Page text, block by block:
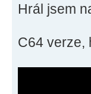
Hrál jsem
C64 verze,